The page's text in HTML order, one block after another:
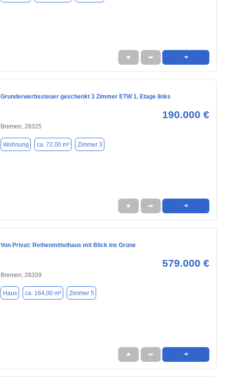
★ ➦ ➜
Grunderwerbssteuer geschenkt 3 Zimmer ETW 1. Etage links
190.000 €
Bremen, 28325
Wohnung ca. 72,00 m² Zimmer 3
★ ➦ ➜
Von Privat: Reihenmittelhaus mit Blick ins Grüne
579.000 €
Bremen, 28359
Haus ca. 164,00 m² Zimmer 5
★ ➦ ➜